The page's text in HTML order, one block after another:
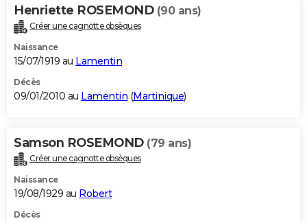
Henriette ROSEMOND (90 ans)
Créer une cagnotte obsèques
Naissance
15/07/1919 au Lamentin
Décès
09/01/2010 au Lamentin (Martinique)
Samson ROSEMOND (79 ans)
Créer une cagnotte obsèques
Naissance
19/08/1929 au Robert
Décès